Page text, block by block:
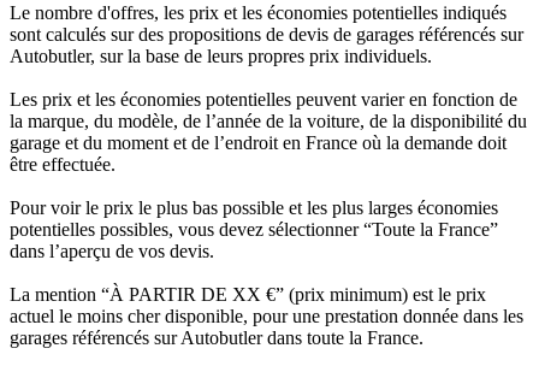
Le nombre d'offres, les prix et les économies potentielles indiqués
sont calculés sur des propositions de devis de garages référencés sur
Autobutler, sur la base de leurs propres prix individuels.
Les prix et les économies potentielles peuvent varier en fonction de
la marque, du modèle, de l’année de la voiture, de la disponibilité du
garage et du moment et de l’endroit en France où la demande doit
être effectuée.
Pour voir le prix le plus bas possible et les plus larges économies
potentielles possibles, vous devez sélectionner “Toute la France”
dans l’aperçu de vos devis.
La mention “À PARTIR DE XX €” (prix minimum) est le prix
actuel le moins cher disponible, pour une prestation donnée dans les
garages référencés sur Autobutler dans toute la France.